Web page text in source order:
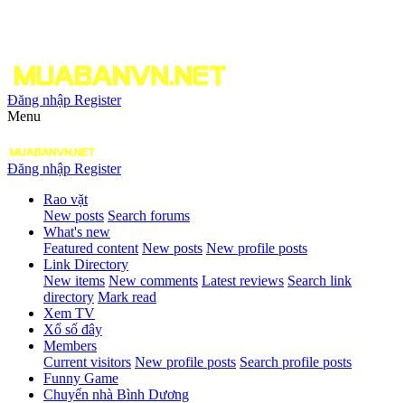
Đăng nhập Register
Menu
Đăng nhập Register
Rao vặt
New posts Search forums
What's new
Featured content New posts New profile posts
Link Directory
New items New comments Latest reviews Search link
directory Mark read
Xem TV
Xổ số đây
Members
Current visitors New profile posts Search profile posts
Funny Game
Chuyển nhà Bình Dương